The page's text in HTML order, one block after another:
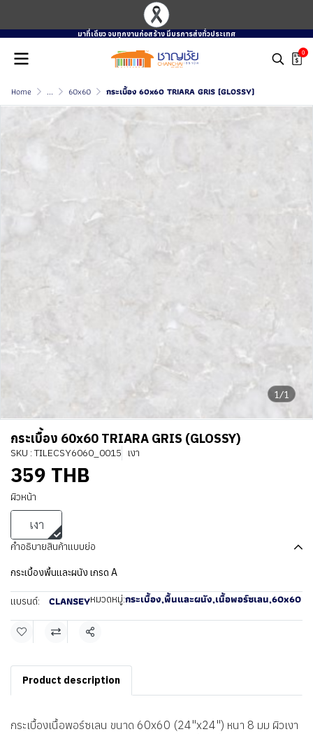
มาที่เดียว จบทุกงานก่อสร้าง มีบรการส่งทั่วประเทศ
0
Home ... 60x60 กระเบื้อง 60x60 TRIARA GRIS (GLOSSY)
1/1
กระเบื้อง 60x60 TRIARA GRIS (GLOSSY)
SKU : TILECSY6060_0015 เงา
359 THB
ผิวหน้า
เงา
คำอธิบายสินค้าแบบย่อ
กระเบื้องพื้นและผนัง เกรด A
แบรนด์: CLANSEYหมวดหมู่:กระเบื้อง,พื้นและผนัง,เนื้อพอร์ซเลน,60x60
แชร์
Product description
กระเบื้องเนื้อพอร์ซเลน ขนาด 60x60 (24"x24") หนา 8 มม ผิวเงา